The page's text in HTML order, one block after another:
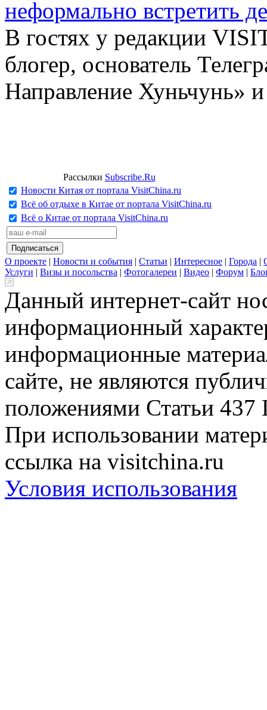
неформально встретить
В гостях у редакции
блогер, основатель
Направление Хуньчунь»
Рассылки Subscribe.Ru
Новости Китая от портала VisitChina.ru
Всё об отдыхе в Китае от портала VisitChina.ru
Всё о Китае от портала VisitChina.ru
О проекте | Новости и события | Статьи | Интересное | Города |
Услуги | Визы и посольства | Фотогалереи | Видео | Форум |
Данный интернет-сайт
информационный
информационные
сайте, не являются
положениями Статьи 437
При использовании
ссылка на visitchina.ru
Условия использования